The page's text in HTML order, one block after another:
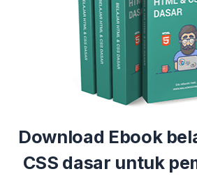
Download Ebook
CSS dasar untuk